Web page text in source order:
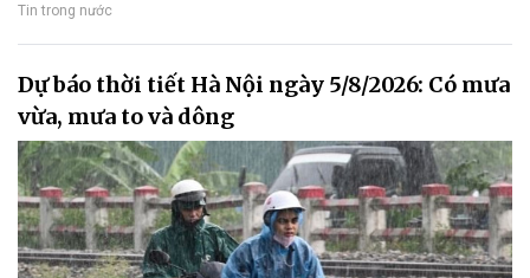
Tin trong nước
Dự báo thời tiết Hà Nội ngày 5/8/2026: Có mưa
vừa, mưa to và dông